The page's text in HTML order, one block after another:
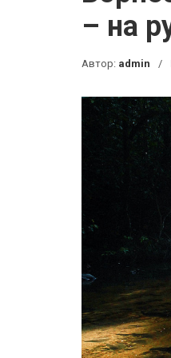
– на
Автор: admin